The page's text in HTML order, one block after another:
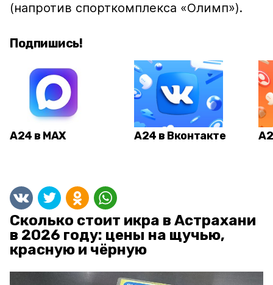
(напротив спорткомплекса «Олимп»).
Подпишись!
А24 в MAX А24 в Вконтакте
Сколько стоит икра в Астрахани
в 2026 году: цены на щучью,
красную и чёрную